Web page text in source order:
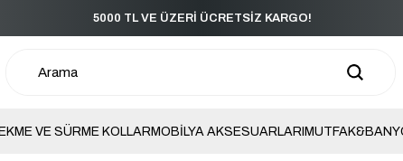
5000 TL VE ÜZERİ ÜCRETSİZ KARGO!
VE SÜRME KOLLARMOBİLYA AKSESUARLARI